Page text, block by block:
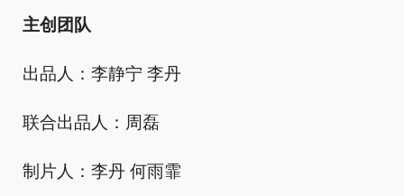
主创团队
出品人：李静宁 李丹
联合出品人：周磊
制片人：李丹 何雨霏